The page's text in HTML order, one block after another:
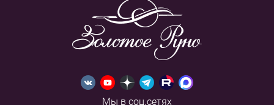
Мы в соц.сетях